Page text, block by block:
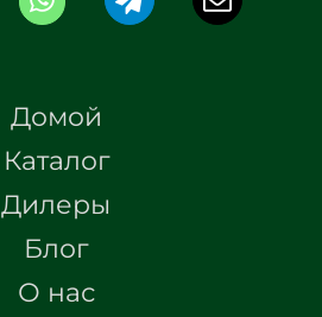
Домой
Каталог
Дилеры
Блог
О нас